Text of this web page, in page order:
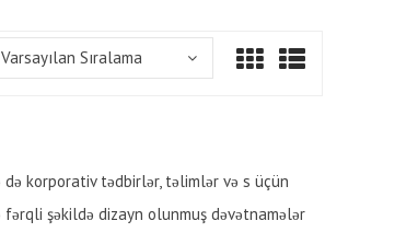
Varsayılan Sıralama
də korporativ tədbirlər, təlimlər və s üçün
şəkildə dizayn olunmuş dəvətnamələr